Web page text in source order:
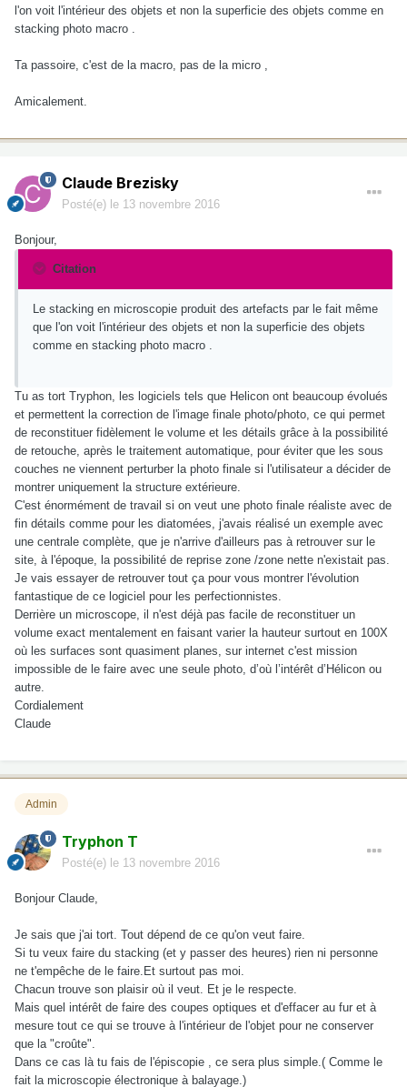
l'on voit l'intérieur des objets et non la superficie des objets comme en
stacking photo macro .
Ta passoire, c'est de la macro, pas de la micro ,
Amicalement.
Claude Brezisky
Posté(e) le 13 novembre 2016
Bonjour,
Citation
Le stacking en microscopie produit des artefacts par le fait même
que l'on voit l'intérieur des objets et non la superficie des objets
comme en stacking photo macro .
Tu as tort Tryphon, les logiciels tels que Helicon ont beaucoup évolués
et permettent la correction de l'image finale photo/photo, ce qui permet
de reconstituer fidèlement le volume et les détails grâce à la possibilité
de retouche, après le traitement automatique, pour éviter que les sous
couches ne viennent perturber la photo finale si l'utilisateur a décider de
montrer uniquement la structure extérieure.
C'est énormément de travail si on veut une photo finale réaliste avec de
fin détails comme pour les diatomées, j'avais réalisé un exemple avec
une centrale complète, que je n'arrive d'ailleurs pas à retrouver sur le
site, à l'époque, la possibilité de reprise zone /zone nette n'existait pas.
Je vais essayer de retrouver tout ça pour vous montrer l'évolution
fantastique de ce logiciel pour les perfectionnistes.
Derrière un microscope, il n'est déjà pas facile de reconstituer un
volume exact mentalement en faisant varier la hauteur surtout en 100X
où les surfaces sont quasiment planes, sur internet c'est mission
impossible de le faire avec une seule photo, d’où l’intérêt d’Hélicon ou
autre.
Cordialement
Claude
Admin
Tryphon T
Posté(e) le 13 novembre 2016
Bonjour Claude,
Je sais que j'ai tort. Tout dépend de ce qu'on veut faire.
Si tu veux faire du stacking (et y passer des heures) rien ni personne
ne t'empêche de le faire.Et surtout pas moi.
Chacun trouve son plaisir où il veut. Et je le respecte.
Mais quel intérêt de faire des coupes optiques et d'effacer au fur et à
mesure tout ce qui se trouve à l'intérieur de l'objet pour ne conserver
que la "croûte".
Dans ce cas là tu fais de l'épiscopie , ce sera plus simple.( Comme le
fait la microscopie électronique à balayage.)